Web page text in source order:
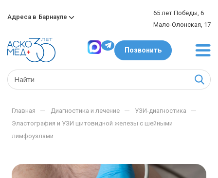
Адреса в Барнауле
65 лет Победы, 6
Мало-Олонская, 17
Позвонить
Главная — Диагностика и лечение — УЗИ-диагностика —
Эластография и УЗИ щитовидной железы с шейными
лимфоузлами